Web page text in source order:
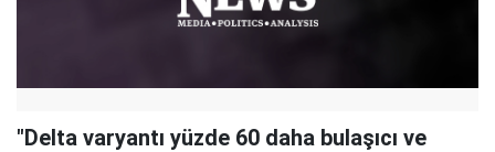
"Delta varyantı yüzde 60 daha bulaşıcı ve